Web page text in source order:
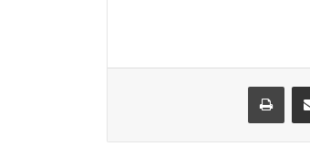
مشاركة عبر البريد طباعة